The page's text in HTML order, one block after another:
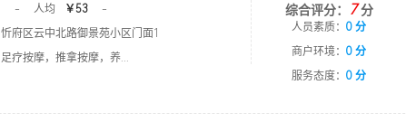
- 人均 ￥53
-
忻府区云中北路御景苑小区门面1
足疗按摩，推拿按摩，养...
综合评分： 7分
人员素质： 0 分
商户环境： 0 分
服务态度： 0 分